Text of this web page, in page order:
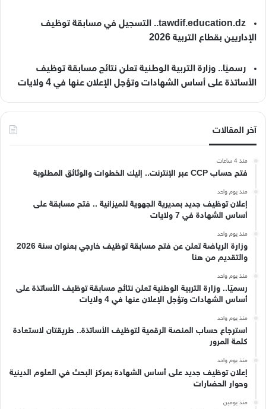
tawdif.education.dz.. التسجيل في مسابقة توظيف
الإداريين بقطاع التربية 2026
رسميًا.. وزارة التربية الوطنية تعلن نتائج مسابقة توظيف
الأساتذة على أساس الشهادات وتؤجل الإعلان عنها في 4 ولايات
آخر المقالات
منذ 4 ساعات
فتح حساب CCP عبر الإنترنت.. إليك الخطوات والوثائق المطلوبة
منذ يوم واحد
إعلان توظيف جديد بمديرية الجهوية للميزانية .. فتح مسابقة على
أساس الشهادة في 7 ولايات
منذ يوم واحد
وزارة الرياضة تعلن عن فتح مسابقة توظيف خارجي بعنوان سنة 2026
والتقديم من هنا
منذ يوم واحد
رسميًا.. وزارة التربية الوطنية تعلن نتائج مسابقة توظيف الأساتذة على
أساس الشهادات وتؤجل الإعلان عنها في 4 ولايات
منذ يوم واحد
استرجاع حساب المنصة الرقمية لتوظيف الأساتذة.. طريقتان لاستعادة
كلمة المرور
منذ يوم واحد
إعلان توظيف جديد على أساس الشهادة بمركز البحث في العلوم الدينية
وحوار الحضارات
منذ يومين